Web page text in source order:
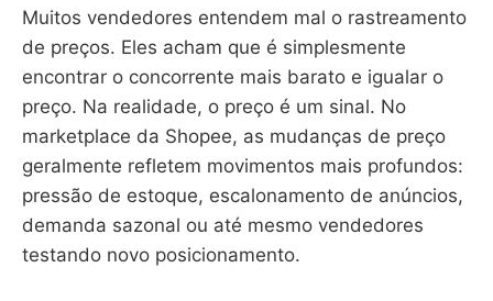
Muitos vendedores entendem mal o rastreamento
de preços. Eles acham que é simplesmente
encontrar o concorrente mais barato e igualar o
preço. Na realidade, o preço é um sinal. No
marketplace da Shopee, as mudanças de preço
geralmente refletem movimentos mais profundos:
pressão de estoque, escalonamento de anúncios,
demanda sazonal ou até mesmo vendedores
testando novo posicionamento.